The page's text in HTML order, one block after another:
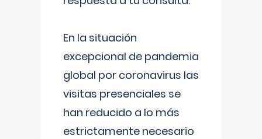
En la situación
excepcional de pandemia
global por coronavirus las
visitas presenciales se
han reducido a lo más
estrictamente necesario